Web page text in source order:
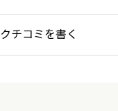
クチコミを書く